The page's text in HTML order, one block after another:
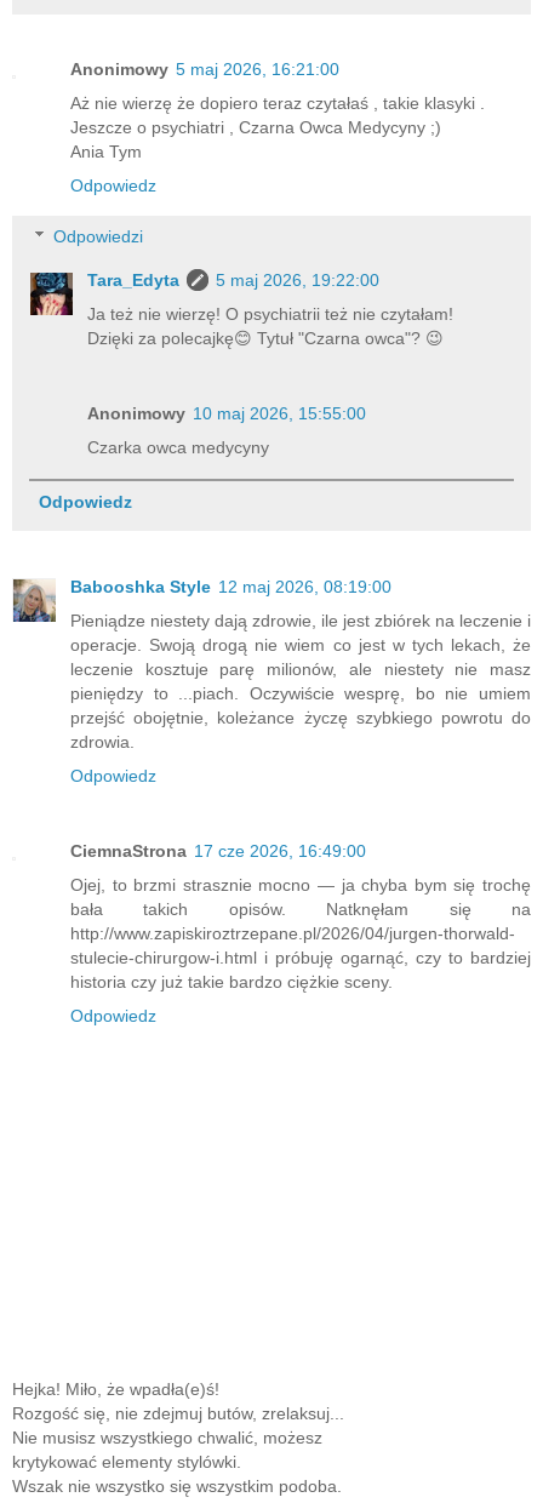
Anonimowy 5 maj 2026, 16:21:00
Aż nie wierzę że dopiero teraz czytałaś , takie klasyki .
Jeszcze o psychiatri , Czarna Owca Medycyny ;)
Ania Tym
Odpowiedz
Odpowiedzi
Tara_Edyta
5 maj 2026, 19:22:00
Ja też nie wierzę! O psychiatrii też nie czytałam!
Dzięki za polecajkę😊 Tytuł "Czarna owca"? 😉
Anonimowy 10 maj 2026, 15:55:00
Czarka owca medycyny
Odpowiedz
Babooshka Style 12 maj 2026, 08:19:00
Pieniądze niestety dają zdrowie, ile jest zbiórek na leczenie i
operacje. Swoją drogą nie wiem co jest w tych lekach, że
leczenie kosztuje parę milionów, ale niestety nie masz
pieniędzy to ...piach. Oczywiście wesprę, bo nie umiem
przejść obojętnie, koleżance życzę szybkiego powrotu do
zdrowia.
Odpowiedz
CiemnaStrona 17 cze 2026, 16:49:00
Ojej, to brzmi strasznie mocno — ja chyba bym się trochę
bała takich opisów. Natknęłam się na
http://www.zapiskiroztrzepane.pl/2026/04/jurgen-thorwald-
stulecie-chirurgow-i.html i próbuję ogarnąć, czy to bardziej
historia czy już takie bardzo ciężkie sceny.
Odpowiedz
Hejka! Miło, że wpadła(e)ś!
Rozgość się, nie zdejmuj butów, zrelaksuj...
Nie musisz wszystkiego chwalić, możesz
krytykować elementy stylówki.
Wszak nie wszystko się wszystkim podoba.